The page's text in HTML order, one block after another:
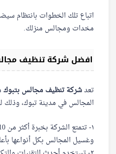
اتباع تلك الخطوات بانتظام
مخدات ومجالس منزلك.
افضل شركة تنظيف
تعدشركة تنظيف مجالس بتبوك
المجالس في مدينة تبوك، وذلك
وغسيل المجالس بكل أنواعها